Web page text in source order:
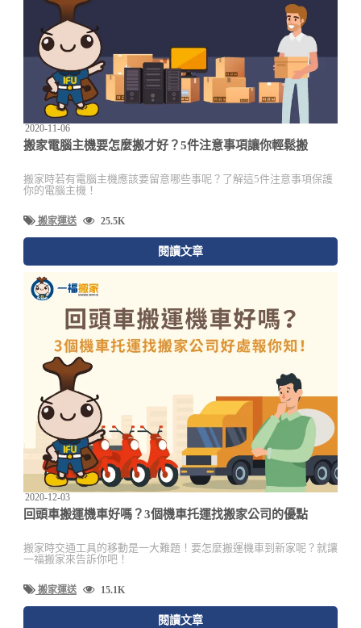
2020-11-06
搬家電腦主機要怎麼搬才好？5件注意事項讓你輕鬆搬
搬家時若有電腦主機應該要留意哪些事呢？了解這5件注意事項保護
你的電腦主機！
搬家運送 25.5K
閱讀文章
2020-12-03
回頭車搬運機車好嗎？3個機車托運找搬家公司的優點
搬家時交通工具的移動是一大難題！要怎麼搬運機車到新家呢？就讓
一福搬家來告訴你吧！
搬家運送 15.1K
閱讀文章